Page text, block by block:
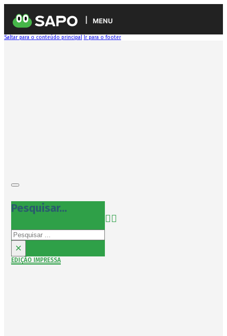
MENU
Saltar para o conteúdo principal Ir para o footer
Pesquisar...
Pesquisar
×
EDIÇÃO IMPRESSA